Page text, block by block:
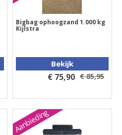
Bigbag ophoogzand 1.000 kg
Kijlstra
Bekijk
€ 75,90 € 85,95
Aanbieding